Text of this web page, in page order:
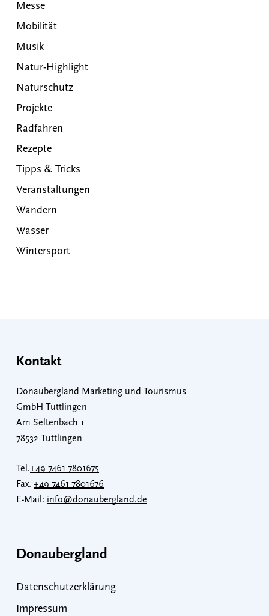
Messe
Mobilität
Musik
Natur-Highlight
Naturschutz
Projekte
Radfahren
Rezepte
Tipps & Tricks
Veranstaltungen
Wandern
Wasser
Wintersport
Kontakt
Donaubergland Marketing und Tourismus
GmbH Tuttlingen
Am Seltenbach 1
78532 Tuttlingen
Tel.+49 7461 7801675
Fax. +49 7461 7801676
E-Mail: info@donaubergland.de
Donaubergland
Datenschutzerklärung
Impressum